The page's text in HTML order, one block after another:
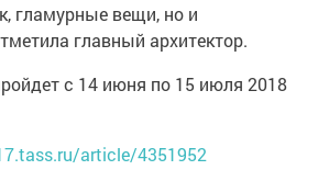
гламурные вещи, но и
главный архитектор.
с 14 июня по 15 июля 2018
article/4351952